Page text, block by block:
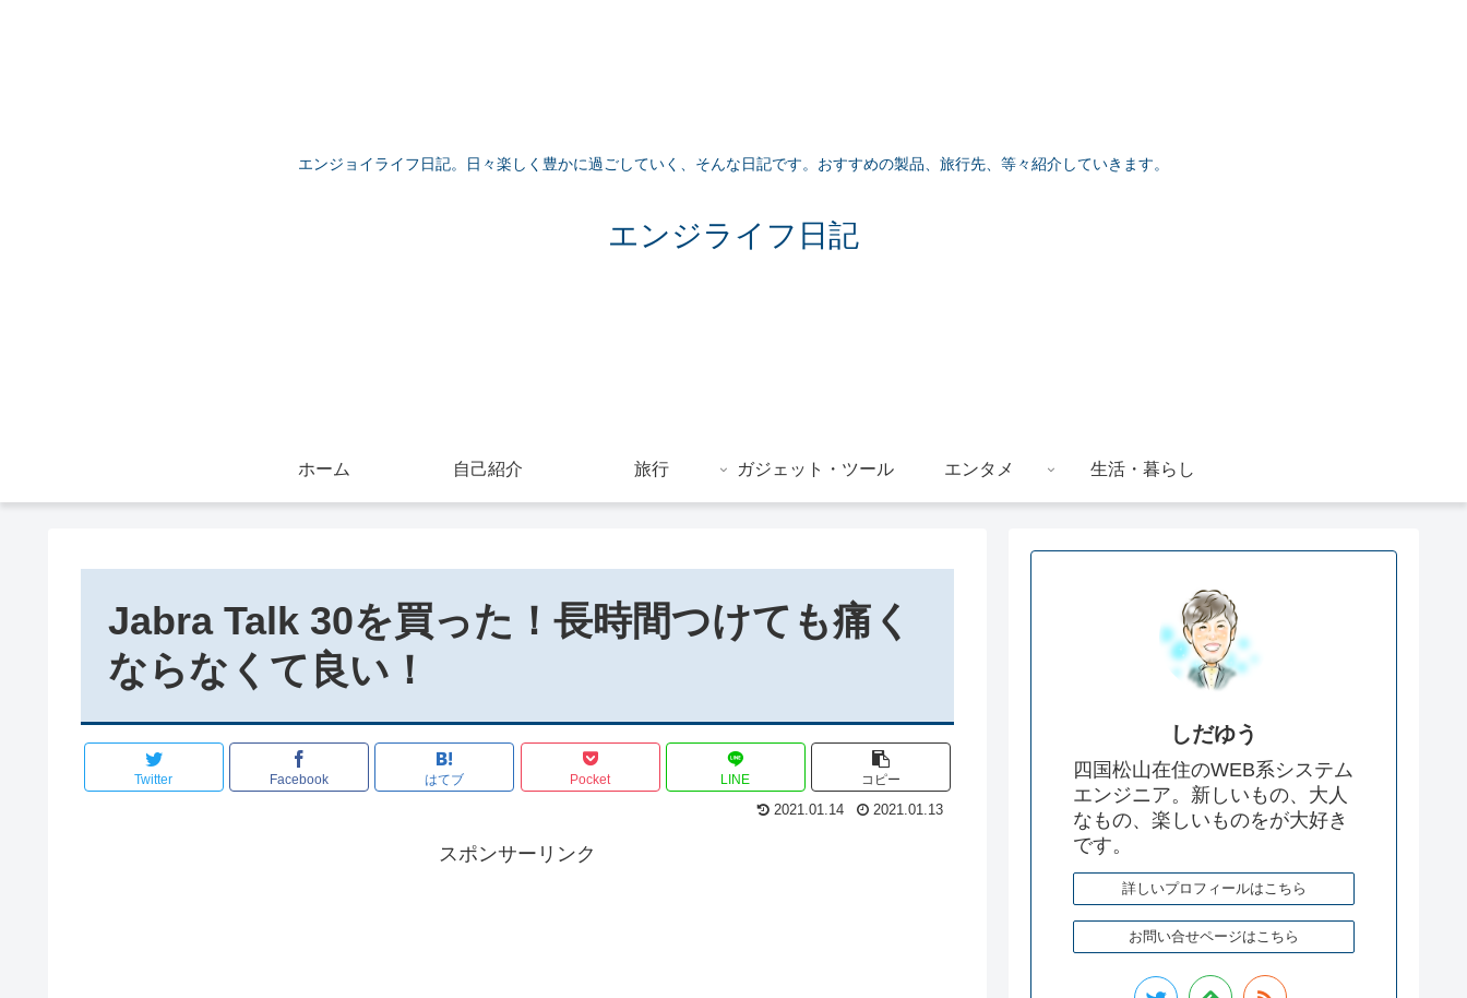
エンジョイライフ日記。日々楽しく豊かに過ごしていく、そんな日記です。おすすめの製品、旅行先、等々紹介していきます。
エンジライフ日記
ホーム 自己紹介 旅行 ガジェット・ツール エンタメ 生活・暮らし
Jabra Talk 30を買った！長時間つけても痛く
ならなくて良い！
Twitter Facebook はてブ Pocket LINE コピー
2021.01.14 2021.01.13
スポンサーリンク
しだゆう
四国松山在住のWEB系システム
エンジニア。新しいもの、大人
なもの、楽しいものをが大好き
です。
詳しいプロフィールはこちら
お問い合せページはこちら